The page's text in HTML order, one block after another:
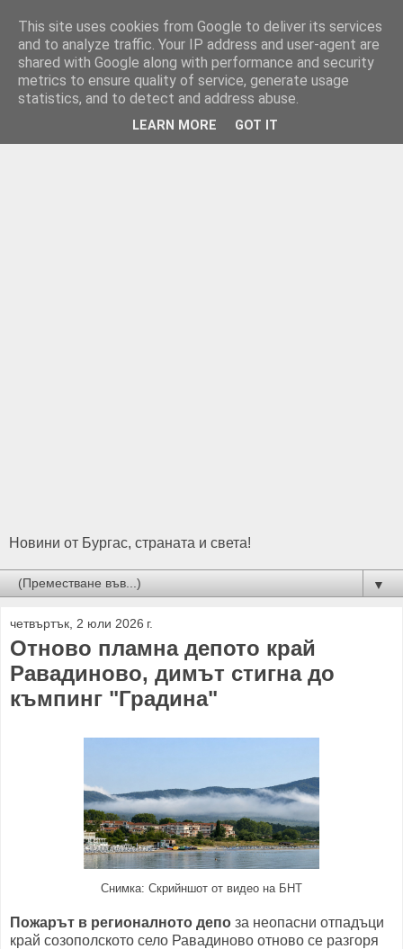
Новини от Бургас, страната и света!
▼
четвъртък, 2 юли 2026 г.
Отново пламна депото край
Равадиново, димът стигна до
къмпинг "Градина"
Снимка: Скрийншот от видео на БНТ
Пожарът в регионалното депо за неопасни отпадъци
край созополското село Равадиново отново се разгоря
This site uses cookies from Google to deliver its services
and to analyze traffic. Your IP address and user-agent are
shared with Google along with performance and security
metrics to ensure quality of service, generate usage
statistics, and to detect and address abuse.
LEARN MORE GOT IT